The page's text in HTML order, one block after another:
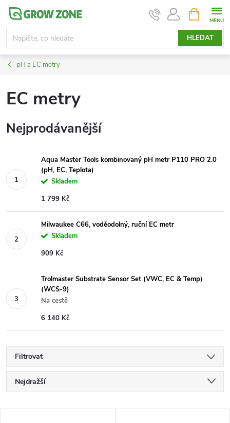
Přejít
obsah
HLEDAT
NÁKUPNÍ
KOŠÍK
pH a EC metry
EC metry
Nejprodávanější
Aqua Master Tools kombinovaný pH metr P110 PRO 2.0
(pH, EC, Teplota)
Skladem
1 799 Kč
Milwaukee C66, voděodolný, ruční EC metr
Skladem
909 Kč
Trolmaster Substrate Sensor Set (VWC, EC & Temp)
(WCS-9)
Na cestě
6 140 Kč
Filtrovat
Ř
a
Nejdražší